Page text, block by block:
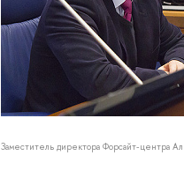
Заместитель директора Форсайт-центра